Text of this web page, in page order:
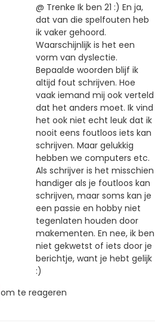
@ Trenke Ik ben 21 :) En ja,
dat van die spelfouten heb
ik vaker gehoord.
Waarschijnlijk is het een
vorm van dyslectie.
Bepaalde woorden blijf ik
altijd fout schrijven. Hoe
vaak iemand mij ook verteld
dat het anders moet. Ik vind
het ook niet echt leuk dat ik
nooit eens foutloos iets kan
schrijven. Maar gelukkig
hebben we computers etc.
Als schrijver is het misschien
handiger als je foutloos kan
schrijven, maar soms kan je
een passie en hobby niet
tegenlaten houden door
makementen. En nee, ik ben
niet gekwetst of iets door je
berichtje, want je hebt gelijk
:)
om te reageren